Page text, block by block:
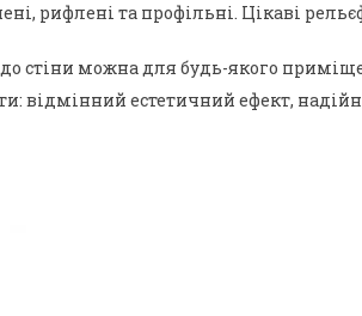
рифлені та профільні. Цікаві
стіни можна для будь-якого
відмінний естетичний ефект,